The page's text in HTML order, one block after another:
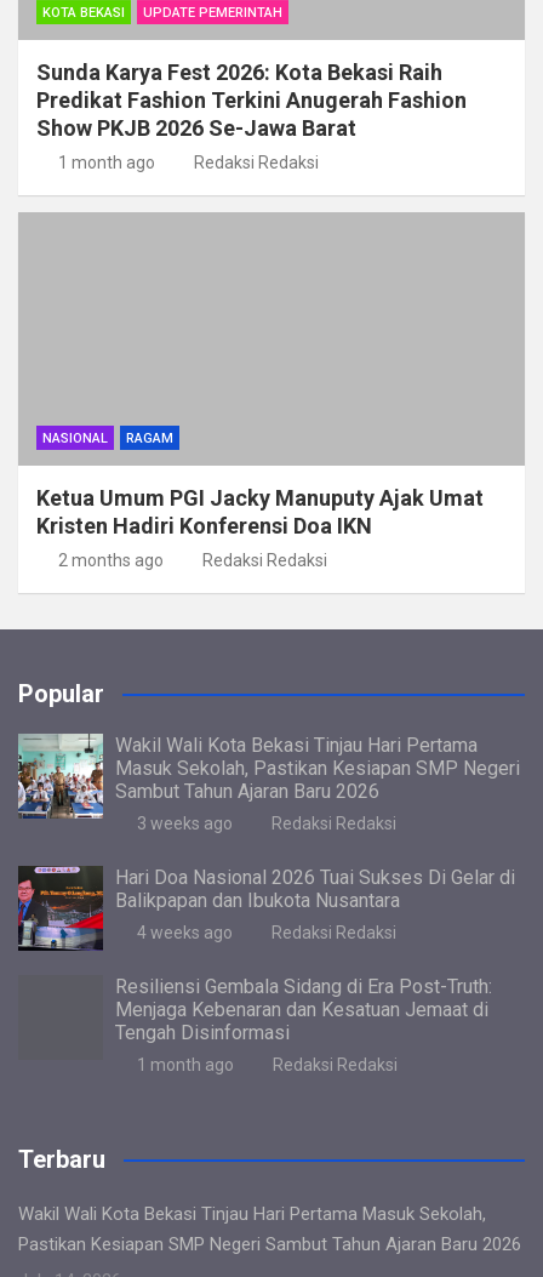
KOTA BEKASI UPDATE PEMERINTAH
Sunda Karya Fest 2026: Kota Bekasi Raih
Predikat Fashion Terkini Anugerah Fashion
Show PKJB 2026 Se-Jawa Barat
1 month ago Redaksi Redaksi
NASIONAL RAGAM
Ketua Umum PGI Jacky Manuputy Ajak Umat
Kristen Hadiri Konferensi Doa IKN
2 months ago Redaksi Redaksi
Popular
Wakil Wali Kota Bekasi Tinjau Hari Pertama
Masuk Sekolah, Pastikan Kesiapan SMP Negeri
Sambut Tahun Ajaran Baru 2026
3 weeks ago Redaksi Redaksi
Hari Doa Nasional 2026 Tuai Sukses Di Gelar di
Balikpapan dan Ibukota Nusantara
4 weeks ago Redaksi Redaksi
Resiliensi Gembala Sidang di Era Post-Truth:
Menjaga Kebenaran dan Kesatuan Jemaat di
Tengah Disinformasi
1 month ago Redaksi Redaksi
Terbaru
Wakil Wali Kota Bekasi Tinjau Hari Pertama Masuk Sekolah,
Pastikan Kesiapan SMP Negeri Sambut Tahun Ajaran Baru 2026